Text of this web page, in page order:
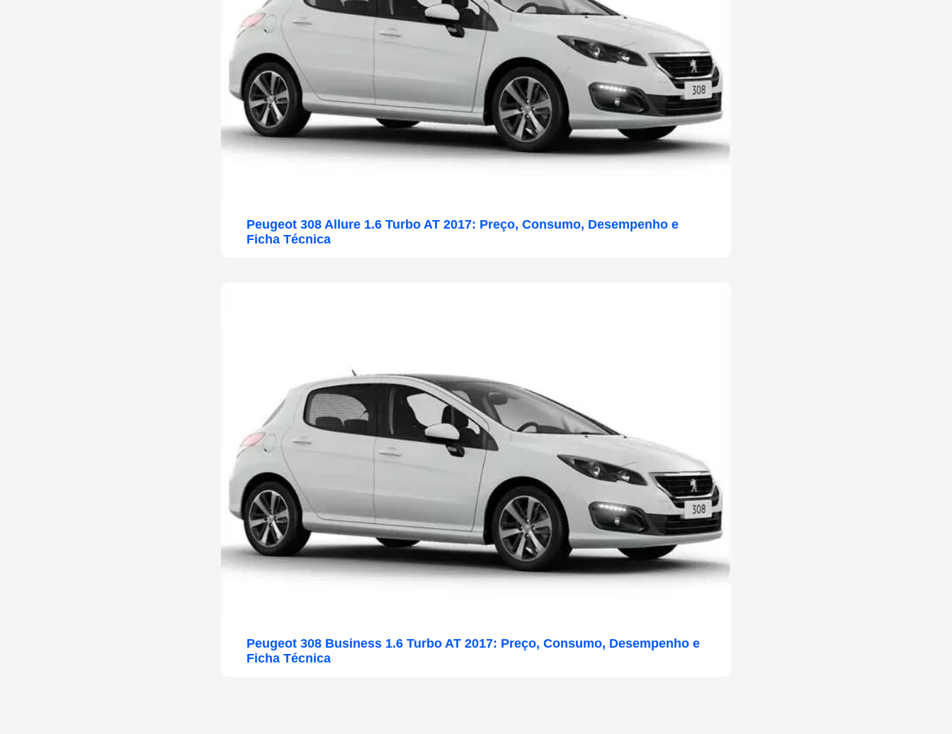
Peugeot 308 Allure 1.6 Turbo AT 2017: Preço, Consumo, Desempenho e
Ficha Técnica
Peugeot 308 Business 1.6 Turbo AT 2017: Preço, Consumo, Desempenho e
Ficha Técnica